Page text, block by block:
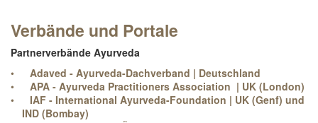
Verbände und Portale
Partnerverbände Ayurveda
Adaved - Ayurveda-Dachverband | Deutschland
APA - Ayurveda Practitioners Association | UK (London)
IAF - International Ayurveda-Foundation | UK (Genf) und
IND (Bombay)